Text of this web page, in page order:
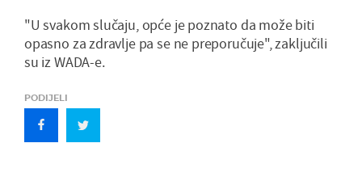
"U svakom slučaju, opće je poznato da može biti
opasno za zdravlje pa se ne preporučuje", zaključili
su iz WADA-e.
PODIJELI